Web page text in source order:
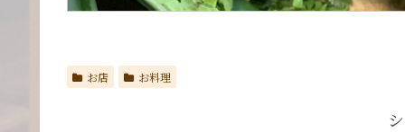
お店 お料理